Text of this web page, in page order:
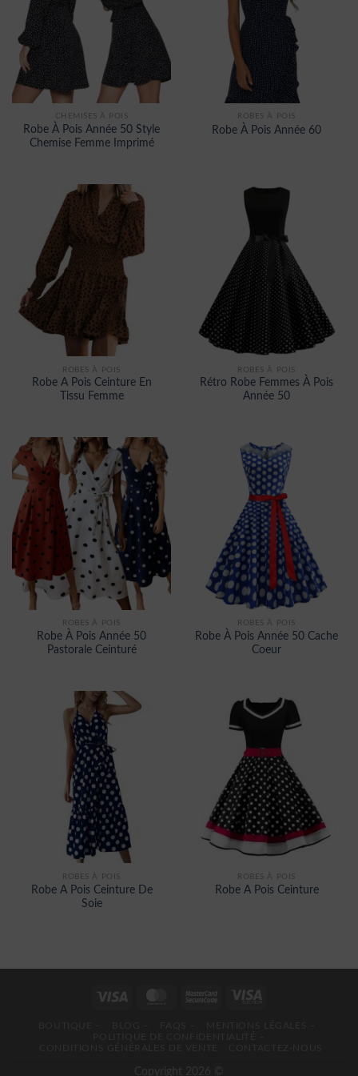
CHEMISES À POIS
Robe À Pois Année 50 Style
Chemise Femme Imprimé
ROBES À POIS
Robe À Pois Année 60
ROBES À POIS
Robe A Pois Ceinture En
Tissu Femme
ROBES À POIS
Rétro Robe Femmes À Pois
Année 50
ROBES À POIS
Robe À Pois Année 50
Pastorale Ceinturé
ROBES À POIS
Robe À Pois Année 50 Cache
Coeur
ROBES À POIS
Robe A Pois Ceinture De
Soie
ROBES À POIS
Robe A Pois Ceinture
Copyright 2026 ©